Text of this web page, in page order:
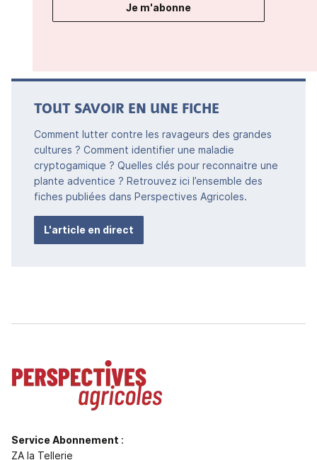
Je m'abonne
TOUT SAVOIR EN UNE FICHE
Comment lutter contre les ravageurs des grandes
cultures ? Comment identifier une maladie
cryptogamique ? Quelles clés pour reconnaitre une
plante adventice ? Retrouvez ici l’ensemble des
fiches publiées dans Perspectives Agricoles.
L'article en direct
Service Abonnement :
ZA la Tellerie